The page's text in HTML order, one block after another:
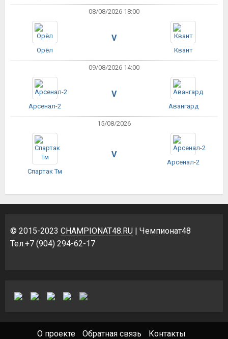
08/08/2026 18:00
Орёл
V
Квант
09/08/2026 14:00
Арсенал-2
V
Авангард
15/08/2026
Спартак Тм
V
Арсенал-2
© 2015-2023 CHAMPIONAT48.RU | Чемпионат48
Тел.+7 (904) 294-62-17
О проекте Обратная связь Контакты